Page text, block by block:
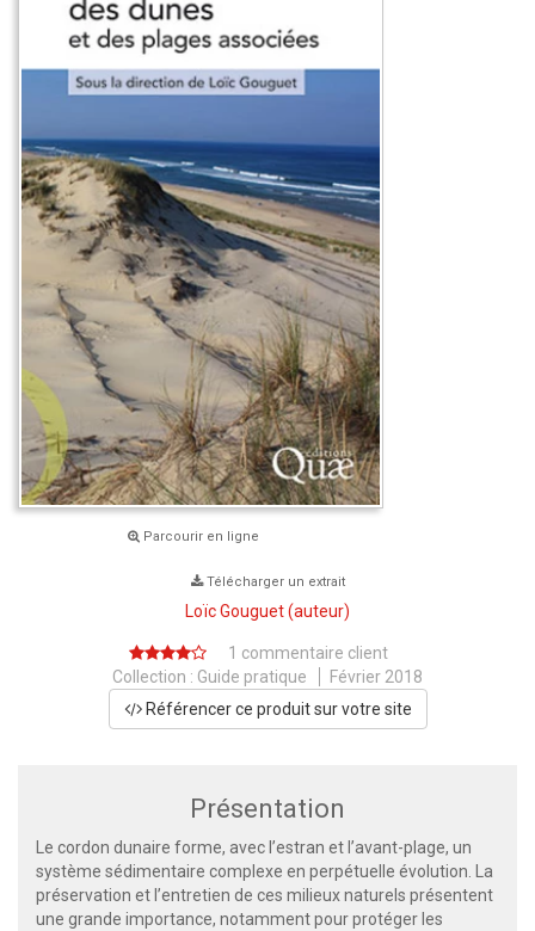
Parcourir en ligne
Télécharger un extrait
Loïc Gouguet(auteur)
1 commentaire client
Collection : Guide pratique
Février 2018
Référencer ce produit sur votre site
Présentation
Le cordon dunaire forme, avec l’estran et l’avant-plage, un
système sédimentaire complexe en perpétuelle évolution. La
préservation et l’entretien de ces milieux naturels présentent
une grande importance, notamment pour protéger les